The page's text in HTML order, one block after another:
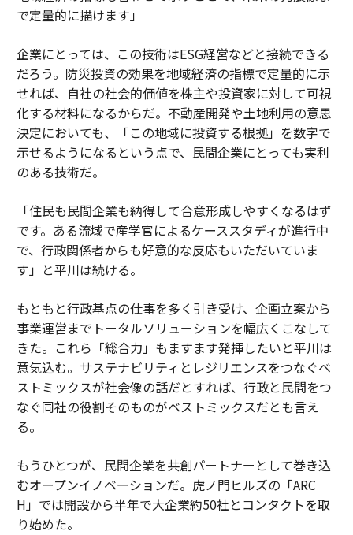
で定量的に描けます」
企業にとっては、この技術はESG経営などと接続できる
だろう。防災投資の効果を地域経済の指標で定量的に示
せれば、自社の社会的価値を株主や投資家に対して可視
化する材料になるからだ。不動産開発や土地利用の意思
決定においても、「この地域に投資する根拠」を数字で
示せるようになるという点で、民間企業にとっても実利
のある技術だ。
「住民も民間企業も納得して合意形成しやすくなるはず
です。ある流域で産学官によるケーススタディが進行中
で、行政関係者からも好意的な反応もいただいていま
す」と平川は続ける。
もともと行政基点の仕事を多く引き受け、企画立案から
事業運営までトータルソリューションを幅広くこなして
きた。これら「総合力」もますます発揮したいと平川は
意気込む。サステナビリティとレジリエンスをつなぐベ
ストミックスが社会像の話だとすれば、行政と民間をつ
なぐ同社の役割そのものがベストミックスだとも言え
る。
もうひとつが、民間企業を共創パートナーとして巻き込
むオープンイノベーションだ。虎ノ門ヒルズの「ARC
H」では開設から半年で大企業約50社とコンタクトを取
り始めた。